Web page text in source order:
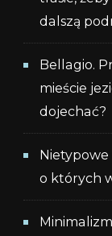
dalszą
Bellagio.
mieście
dojechać?
Nietypowe
o których